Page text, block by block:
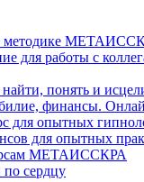
методике
для работы с
понять и
финансы.
для опытных
для опытных
МЕТАИССКРА
сердцу